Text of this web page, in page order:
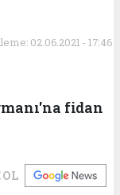
02.06.2021 - 17:46
fidan
OL